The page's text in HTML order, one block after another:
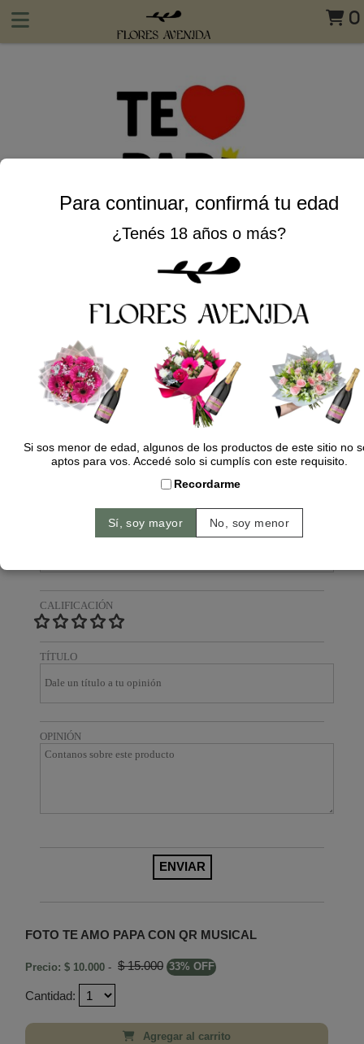
0
Dejá tu opinión
NOMBRE
CALIFICACIÓN
TÍTULO
OPINIÓN
FOTO TE AMO PAPA CON QR MUSICAL
Precio: $ 10.000 - $ 15.000 33% OFF
Cantidad:
Agregar al carrito
Para continuar, confirmá tu edad
¿Tenés 18 años o más?
Si sos menor de edad, algunos de los productos de este sitio no
aptos para vos. Accedé solo si cumplís con este requisito.
Recordarme